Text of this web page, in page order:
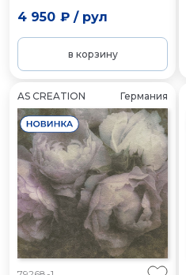
4 950 ₽/ рул
в корзину
AS CREATION Германия